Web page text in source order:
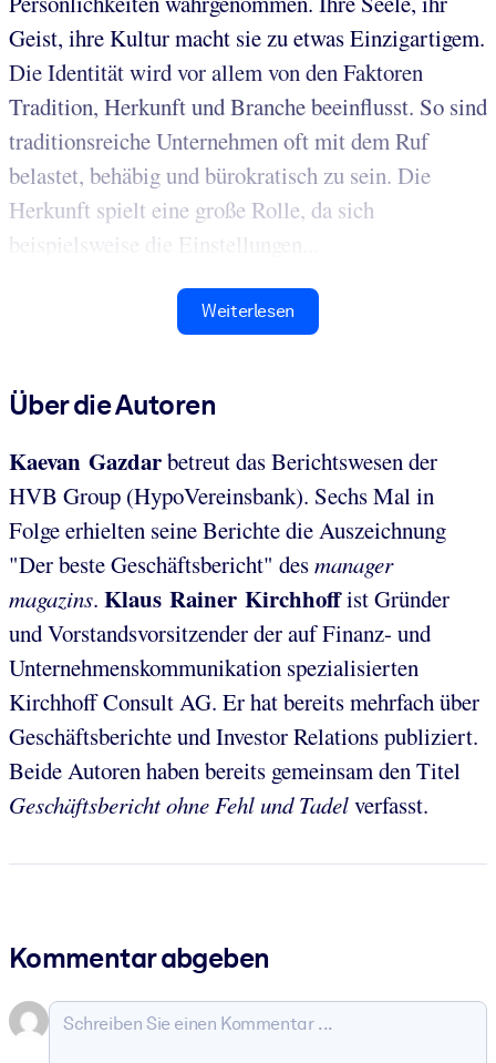
Geist, ihre Kultur macht sie zu etwas Einzigartigem.
Die Identität wird vor allem von den Faktoren
Tradition, Herkunft und Branche beeinflusst. So sind
traditionsreiche Unternehmen oft mit dem Ruf
belastet, behäbig und bürokratisch zu sein. Die
Herkunft spielt eine große Rolle, da sich
beispielsweise die Einstellungen...
Weiterlesen
Über die Autoren
Kaevan Gazdarbetreut das Berichtswesen der
HVB Group (HypoVereinsbank). Sechs Mal in
Folge erhielten seine Berichte die Auszeichnung
"Der beste Geschäftsbericht" desmanager
magazins. Klaus Rainer Kirchhoffist Gründer
und Vorstandsvorsitzender der auf Finanz- und
Unternehmenskommunikation spezialisierten
Kirchhoff Consult AG. Er hat bereits mehrfach über
Geschäftsberichte und Investor Relations publiziert.
Beide Autoren haben bereits gemeinsam den Titel
Geschäftsbericht ohne Fehl und Tadelverfasst.
Kommentar abgeben